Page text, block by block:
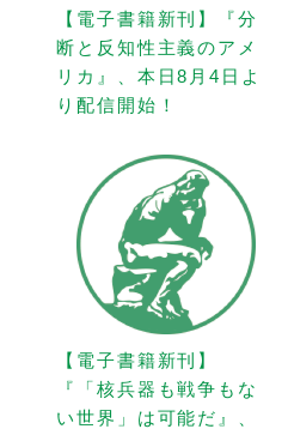
【電子書籍新刊】『分
断と反知性主義のアメ
リカ』、本日8月4日よ
り配信開始！
【電子書籍新刊】
『「核兵器も戦争もな
い世界」は可能だ』、